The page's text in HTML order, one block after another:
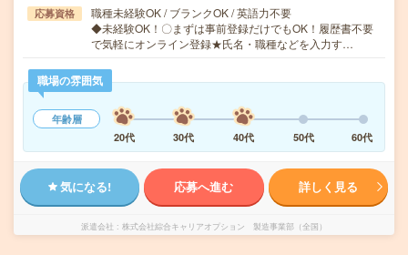
応募資格
職種未経験OK / ブランクOK / 英語力不要
◆未経験OK！〇まずは事前登録だけでもOK！履歴書不要
で気軽にオンライン登録★氏名・職種などを入力す…
職場の雰囲気
年齢層
20代
30代 40代 50代 60代
気になる! 応募へ進む 詳しく見る
派遣会社 株式会社綜合キャリアオプション 製造事業部（全国）